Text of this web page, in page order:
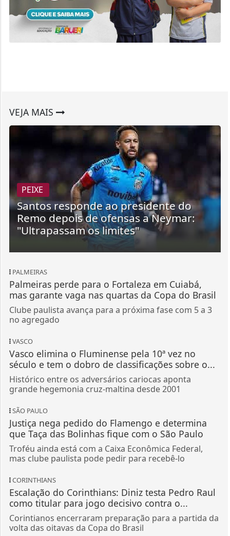
VEJA MAIS
PEIXE
Santos responde ao presidente do
Remo depois de ofensas a Neymar:
"Ultrapassam os limites"
PALMEIRAS
Palmeiras perde para o Fortaleza em Cuiabá,
mas garante vaga nas quartas da Copa do Brasil
Clube paulista avança para a próxima fase com 5 a 3
no agregado
VASCO
Vasco elimina o Fluminense pela 10ª vez no
século e tem o dobro de classificações sobre o...
Histórico entre os adversários cariocas aponta
grande hegemonia cruz-maltina desde 2001
SÃO PAULO
Justiça nega pedido do Flamengo e determina
que Taça das Bolinhas fique com o São Paulo
Troféu ainda está com a Caixa Econômica Federal,
mas clube paulista pode pedir para recebê-lo
CORINTHIANS
Escalação do Corinthians: Diniz testa Pedro Raul
como titular para jogo decisivo contra o...
Corintianos encerraram preparação para a partida da
volta das oitavas da Copa do Brasil